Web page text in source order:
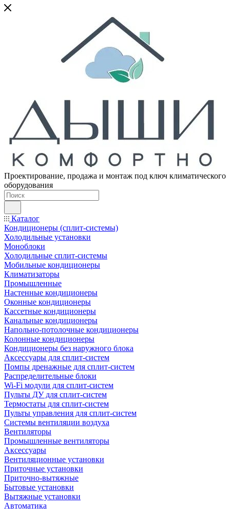
Проектирование, продажа и монтаж под ключ климатического
оборудования
Каталог
Кондиционеры (сплит-системы)
Холодильные установки
Моноблоки
Холодильные сплит-системы
Мобильные кондиционеры
Климатизаторы
Промышленные
Настенные кондиционеры
Оконные кондиционеры
Кассетные кондиционеры
Канальные кондиционеры
Напольно-потолочные кондиционеры
Колонные кондиционеры
Кондиционеры без наружного блока
Аксессуары для сплит-систем
Помпы дренажные для сплит-систем
Распределительные блоки
Wi-Fi модули для сплит-систем
Пульты ДУ для сплит-систем
Термостаты для сплит-систем
Пульты управления для сплит-систем
Системы вентиляции воздуха
Вентиляторы
Промышленные вентиляторы
Аксессуары
Вентиляционные установки
Приточные установки
Приточно-вытяжные
Бытовые установки
Вытяжные установки
Автоматика